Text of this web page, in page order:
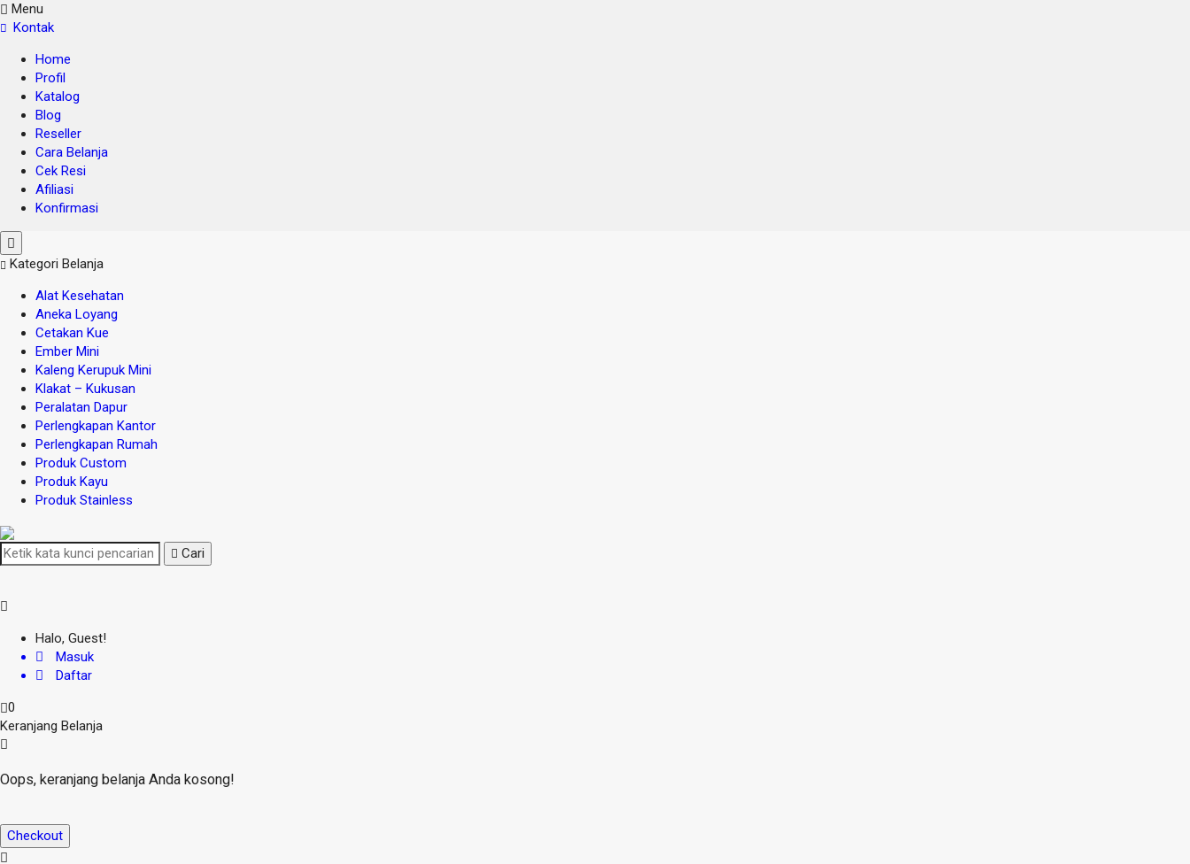
Menu
Kontak
Home
Profil
Katalog
Blog
Reseller
Cara Belanja
Cek Resi
Afiliasi
Konfirmasi
Kategori Belanja
Alat Kesehatan
Aneka Loyang
Cetakan Kue
Ember Mini
Kaleng Kerupuk Mini
Klakat – Kukusan
Peralatan Dapur
Perlengkapan Kantor
Perlengkapan Rumah
Produk Custom
Produk Kayu
Produk Stainless
Cari
Halo, Guest!
Masuk
Daftar
0
Keranjang Belanja
Oops, keranjang belanja Anda kosong!
Checkout